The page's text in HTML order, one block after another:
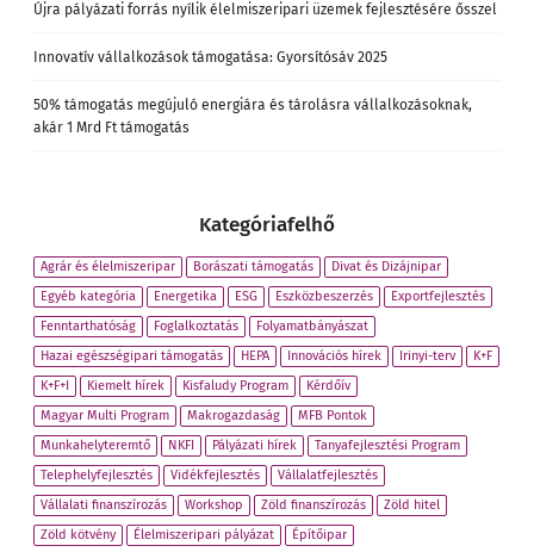
Újra pályázati forrás nyílik élelmiszeripari üzemek fejlesztésére ősszel
Innovatív vállalkozások támogatása: Gyorsítósáv 2025
50% támogatás megújuló energiára és tárolásra vállalkozásoknak,
akár 1 Mrd Ft támogatás
Kategóriafelhő
Agrár és élelmiszeripar Borászati támogatás
Divat és Dizájnipar
Egyéb kategória
Energetika ESG Eszközbeszerzés
Exportfejlesztés
Fenntarthatóság
Foglalkoztatás
Folyamatbányászat
Hazai egészségipari támogatás
HEPA Innovációs hírek Irinyi-terv
K+F
K+F+I
Kiemelt hírek Kisfaludy Program
Kérdőív
Magyar Multi Program
Makrogazdaság
MFB Pontok
Munkahelyteremtő
NKFI Pályázati hírek
Tanyafejlesztési Program
Telephelyfejlesztés
Vidékfejlesztés
Vállalatfejlesztés
Vállalati finanszírozás
Workshop Zöld finanszírozás
Zöld hitel
Zöld kötvény
Élelmiszeripari pályázat Építőipar